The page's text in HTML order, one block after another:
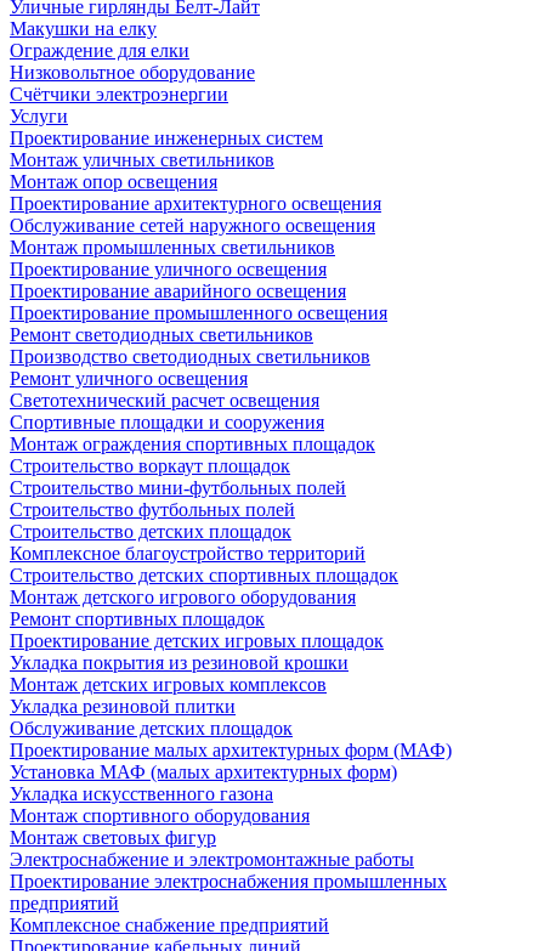
Уличные гирлянды Белт-Лайт
Макушки на елку
Ограждение для елки
Низковольтное оборудование
Счётчики электроэнергии
Услуги
Проектирование инженерных систем
Монтаж уличных светильников
Монтаж опор освещения
Проектирование архитектурного освещения
Обслуживание сетей наружного освещения
Монтаж промышленных светильников
Проектирование уличного освещения
Проектирование аварийного освещения
Проектирование промышленного освещения
Ремонт светодиодных светильников
Производство светодиодных светильников
Ремонт уличного освещения
Светотехнический расчет освещения
Спортивные площадки и сооружения
Монтаж ограждения спортивных площадок
Строительство воркаут площадок
Строительство мини-футбольных полей
Строительство футбольных полей
Строительство детских площадок
Комплексное благоустройство территорий
Строительство детских спортивных площадок
Монтаж детского игрового оборудования
Ремонт спортивных площадок
Проектирование детских игровых площадок
Укладка покрытия из резиновой крошки
Монтаж детских игровых комплексов
Укладка резиновой плитки
Обслуживание детских площадок
Проектирование малых архитектурных форм (МАФ)
Установка МАФ (малых архитектурных форм)
Укладка искусственного газона
Монтаж спортивного оборудования
Монтаж световых фигур
Электроснабжение и электромонтажные работы
Проектирование электроснабжения промышленных
предприятий
Комплексное снабжение предприятий
Проектирование кабельных линий